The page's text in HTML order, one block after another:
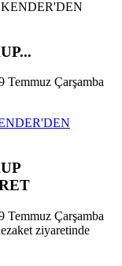
Çarşamba
Çarşamba
ziyaretinde